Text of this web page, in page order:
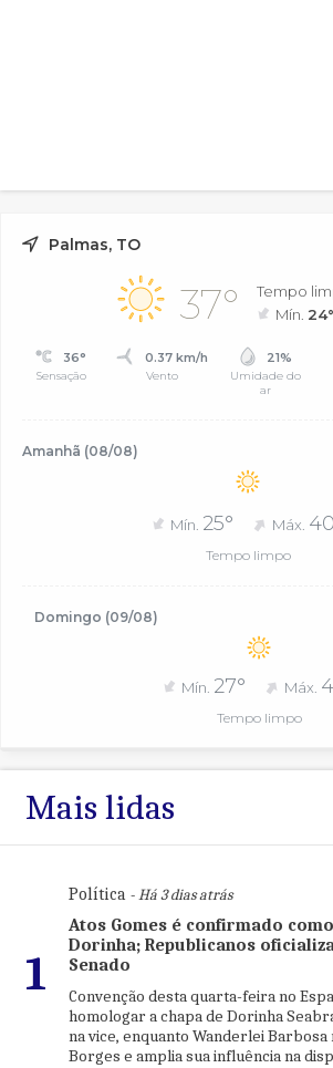
Palmas, TO
37°
Tempo
Mín. 24°
36°
Sensação
0.37 km/h
Vento
21%
Umidade do
ar
Amanhã (08/08)
Mín. 25° Máx.
Tempo limpo
Domingo (09/08)
Mín. 27° Máx.
Tempo limpo
Mais lidas
1
Política- Há 3 dias atrás
Atos Gomes é confirmado
Dorinha; Republicanos
Senado
Convenção desta quarta-feira no
homologar a chapa de Dorinha
na vice, enquanto Wanderlei
Borges e amplia sua influência na